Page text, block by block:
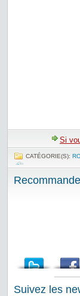
Si
CATÉGORIE(S):
Suivez les